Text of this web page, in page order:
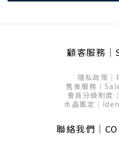
顧客服務
隱私政策
售後服務
會員分級制
水晶鑑定
聯絡我們